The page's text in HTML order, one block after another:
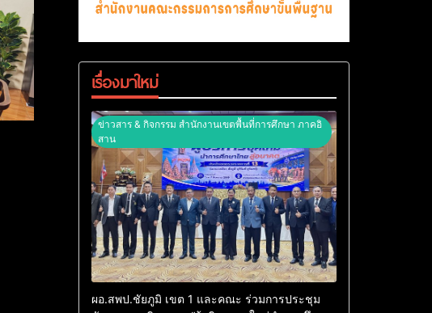
เรื่องมาใหม่
ข่าวสาร & กิจกรรม สำนักงานเขตพื้นที่การศึกษา ภาคอิ
สาน
ผอ.สพป.ชัยภูมิ เขต 1 และคณะ ร่วมการประชุม